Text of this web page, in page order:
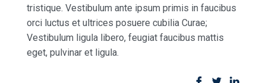
tristique. Vestibulum ante ipsum primis in faucibus
orci luctus et ultrices posuere cubilia Curae;
Vestibulum ligula libero, feugiat faucibus mattis
eget, pulvinar et ligula.